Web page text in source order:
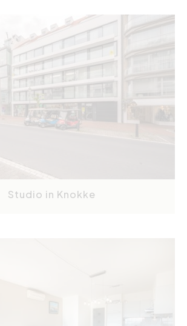
Studio in Knokke